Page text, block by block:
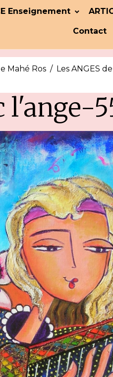
Enseignement
Contact
Mahé Ros
Les ANGES
l'ange-